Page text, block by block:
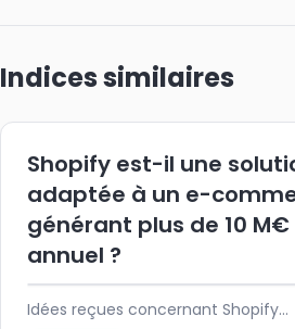
Indices similaires
Shopify est-il une
adaptée à un e-
générant plus de 10 M€
annuel ?
Idées reçues concernant Shopify...